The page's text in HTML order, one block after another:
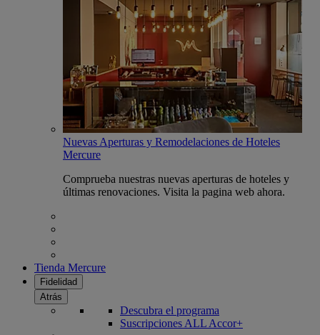
Nuevas Aperturas y Remodelaciones de Hoteles
Mercure
Comprueba nuestras nuevas aperturas de hoteles y
últimas renovaciones. Visita la pagina web ahora.
Tienda Mercure
Fidelidad
Atrás
Descubra el programa
Suscripciones ALL Accor+